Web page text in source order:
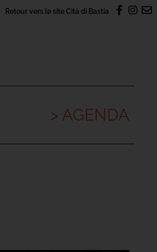
Retour vers le site Cità di Bastia
> AGENDA